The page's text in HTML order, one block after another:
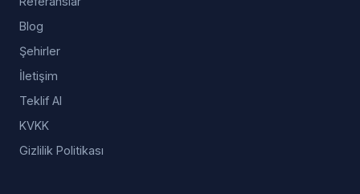
Blog
Şehirler
İletişim
Teklif Al
KVKK
Gizlilik Politikası